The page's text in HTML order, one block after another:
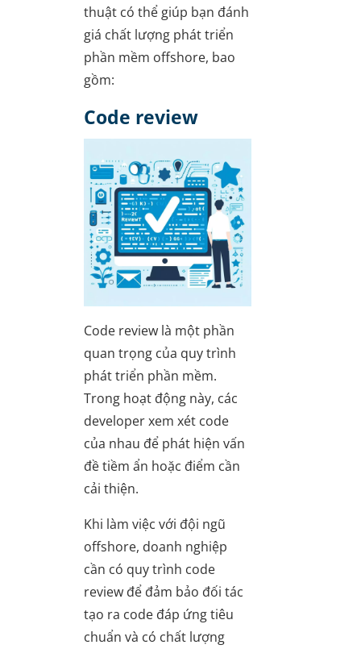
thuật có thể giúp bạn đánh
giá chất lượng phát triển
phần mềm offshore, bao
gồm:
Code review
Code review là một phần
quan trọng của quy trình
phát triển phần mềm.
Trong hoạt động này, các
developer xem xét code
của nhau để phát hiện vấn
đề tiềm ẩn hoặc điểm cần
cải thiện.
Khi làm việc với đội ngũ
offshore, doanh nghiệp
cần có quy trình code
review để đảm bảo đối tác
tạo ra code đáp ứng tiêu
chuẩn và có chất lượng